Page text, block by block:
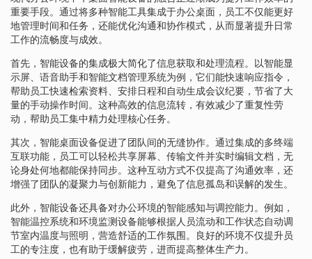
重要手段。通过将多种智能工具集成于办公桌面，员工不仅能更好
地管理时间和任务，还能优化沟通和协作模式，从而显著提升日常
工作的流畅度与成效。
首先，智能设备的集成极大简化了信息获取和处理流程。以智能显
示屏、语音助手和智能文档管理系统为例，它们能快速响应指令，
帮助员工快速检索资料、安排日程和自动生成会议纪要，节省了大
量的手动操作时间。这种高效的信息流转，有效减少了重复性劳
动，帮助员工集中精力处理核心任务。
其次，智能桌面设备促进了团队间的无缝协作。通过集成的多终端
互联功能，员工可以轻松共享屏幕、传输文件并实时编辑文档，无
论身处何地都能保持同步。这种互动方式不仅提高了沟通效率，还
增强了团队的凝聚力与创新能力，避免了信息孤岛和误解的发生。
此外，智能设备还具备对办公环境的智能感知与调控能力。例如，
智能温控系统和环境监测设备能够根据人员流动和工作状态自动调
节室内温度与照明，营造舒适的工作氛围。良好的环境不仅提升员
工的专注度，也有助于缓解疲劳，进而提高整体生产力。